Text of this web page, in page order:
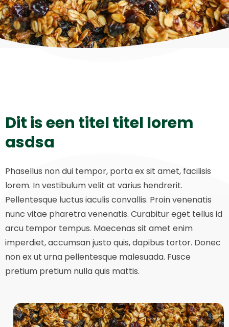
Dit is een titel titel lorem
asdsa
Phasellus non dui tempor, porta ex sit amet, facilisis
lorem. In vestibulum velit at varius hendrerit.
Pellentesque luctus iaculis convallis. Proin venenatis
nunc vitae pharetra venenatis. Curabitur eget tellus id
arcu tempor tempus. Maecenas sit amet enim
imperdiet, accumsan justo quis, dapibus tortor. Donec
non ex ut urna pellentesque malesuada. Fusce
pretium pretium nulla quis mattis.